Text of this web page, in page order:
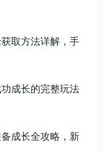
取方法详解，手
成长的完整玩法
成长全攻略，新